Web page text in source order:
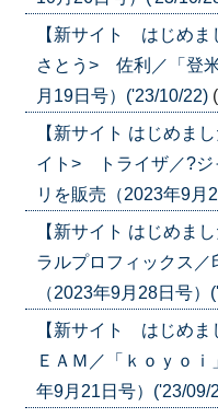
【新サイト はじめ
さとう> 佐利／「登
月19日号）('23/10/22)
【新サイト はじめま
イト> トライザ／?ジ
リを販売（2023年9月
【新サイト はじめ
ラルプロフィックス
（2023年9月28日号）
【新サイト はじめ
ＥＡＭ／「ｋｏｙｏ
年9月21日号）('23/09/